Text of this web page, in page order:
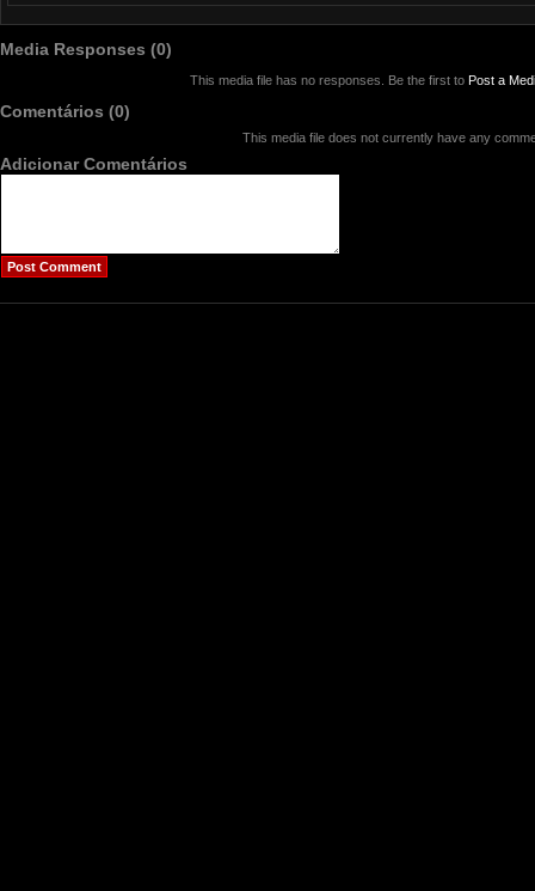
Media Responses (0)
This media file has no responses. Be the first to Post a
Comentários (0)
This media file does not currently have any
Adicionar Comentários